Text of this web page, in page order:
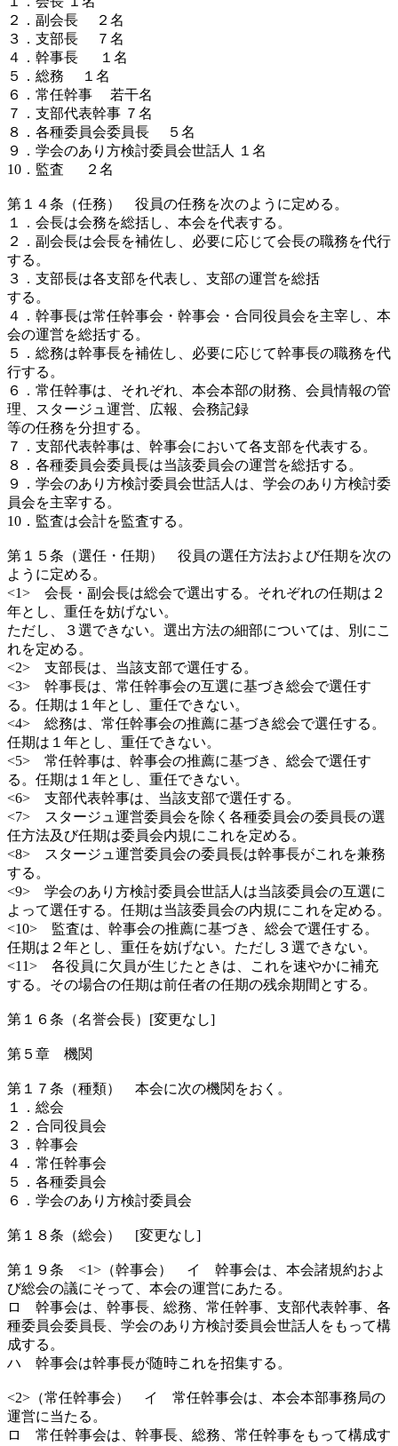
２．副会長 ２名
３．支部長 ７名
４．幹事長 １名
５．総務 １名
６．常任幹事 若干名
７．支部代表幹事 ７名
８．各種委員会委員長 ５名
９．学会のあり方検討委員会世話人 １名
10．監査 ２名
第１４条（任務） 役員の任務を次のように定める。
１．会長は会務を総括し、本会を代表する。
２．副会長は会長を補佐し、必要に応じて会長の職務を代行
する。
３．支部長は各支部を代表し、支部の運営を総括
する。
４．幹事長は常任幹事会・幹事会・合同役員会を主宰し、本
会の運営を総括する。
５．総務は幹事長を補佐し、必要に応じて幹事長の職務を代
行する。
６．常任幹事は、それぞれ、本会本部の財務、会員情報の管
理、スタージュ運営、広報、会務記録
等の任務を分担する。
７．支部代表幹事は、幹事会において各支部を代表する。
８．各種委員会委員長は当該委員会の運営を総括する。
９．学会のあり方検討委員会世話人は、学会のあり方検討委
員会を主宰する。
10．監査は会計を監査する。
第１５条（選任・任期） 役員の選任方法および任期を次の
ように定める。
<1> 会長・副会長は総会で選出する。それぞれの任期は２
年とし、重任を妨げない。
ただし、３選できない。選出方法の細部については、別にこ
れを定める。
<2> 支部長は、当該支部で選任する。
<3> 幹事長は、常任幹事会の互選に基づき総会で選任す
る。任期は１年とし、重任できない。
<4> 総務は、常任幹事会の推薦に基づき総会で選任する。
任期は１年とし、重任できない。
<5> 常任幹事は、幹事会の推薦に基づき、総会で選任す
る。任期は１年とし、重任できない。
<6> 支部代表幹事は、当該支部で選任する。
<7> スタージュ運営委員会を除く各種委員会の委員長の選
任方法及び任期は委員会内規にこれを定める。
<8> スタージュ運営委員会の委員長は幹事長がこれを兼務
する。
<9> 学会のあり方検討委員会世話人は当該委員会の互選に
よって選任する。任期は当該委員会の内規にこれを定める。
<10> 監査は、幹事会の推薦に基づき、総会で選任する。
任期は２年とし、重任を妨げない。ただし３選できない。
<11> 各役員に欠員が生じたときは、これを速やかに補充
する。その場合の任期は前任者の任期の残余期間とする。
第１６条（名誉会長）[変更なし]
第５章 機関
第１７条（種類） 本会に次の機関をおく。
１．総会
２．合同役員会
３．幹事会
４．常任幹事会
５．各種委員会
６．学会のあり方検討委員会
第１８条（総会） [変更なし]
第１９条 <1>（幹事会） イ 幹事会は、本会諸規約およ
び総会の議にそって、本会の運営にあたる。
ロ 幹事会は、幹事長、総務、常任幹事、支部代表幹事、各
種委員会委員長、学会のあり方検討委員会世話人をもって構
成する。
ハ 幹事会は幹事長が随時これを招集する。
<2>（常任幹事会） イ 常任幹事会は、本会本部事務局の
運営に当たる。
ロ 常任幹事会は、幹事長、総務、常任幹事をもって構成す